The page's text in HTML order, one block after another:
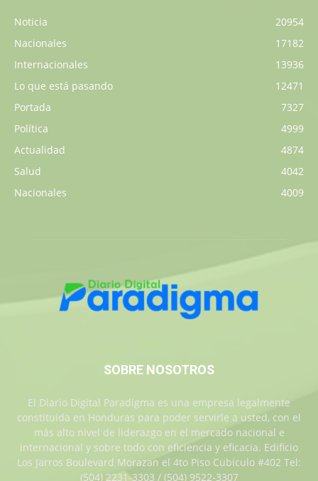
Noticia
20954
Nacionales
17182
Internacionales
13936
Lo que está pasando
12471
Portada
7327
Política
4999
Actualidad
4874
Salud
4042
Nacionales
4009
SOBRE NOSOTROS
El Diario Digital Paradigma es una empresa legalmente
constituida en Honduras para poder servirle a usted, con el
más alto nivel de liderazgo en el mercado nacional e
internacional y sobre todo con eficiencia y eficacia. Edificio
Los Jarros Boulevard Morazan el 4to Piso Cubiculo #402 Tel:
(504) 2231-3303 / (504) 9522-3307